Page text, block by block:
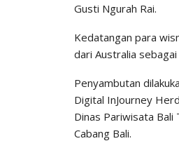
Gusti Ngurah Rai.
Kedatangan para
dari Australia
Penyambutan
Digital InJourney
Dinas Pariwisata Bali
Cabang Bali.